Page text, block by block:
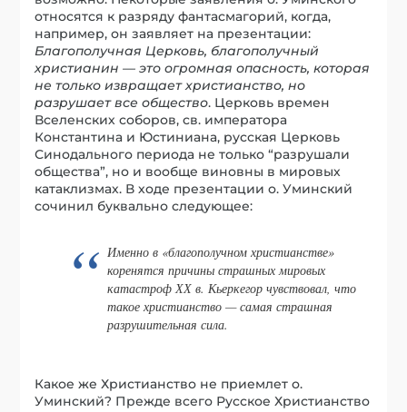
относятся к разряду фантасмагорий, когда,
например, он заявляет на презентации:
Благополучная Церковь, благополучный
христианин — это огромная опасность, которая
не только извращает христианство, но
разрушает все общество. Церковь времен
Вселенских соборов, св. императора
Константина и Юстиниана, русская Церковь
Синодального периода не только “разрушали
общества”, но и вообще виновны в мировых
катаклизмах. В ходе презентации о. Уминский
сочинил буквально следующее:
Именно в «благополучном христианстве»
коренятся причины страшных мировых
катастроф ХХ в. Кьеркегор чувствовал, что
такое христианство — самая страшная
разрушительная сила.
Какое же Христианство не приемлет о.
Уминский? Прежде всего Русское Христианство